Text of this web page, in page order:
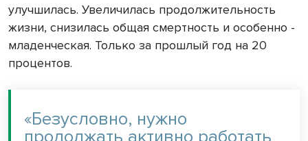
улучшилась. Увеличилась продолжительность
жизни, снизилась общая смертность и особенно -
младенческая. Только за прошлый год на 20
процентов.
«Безусловно, нужно